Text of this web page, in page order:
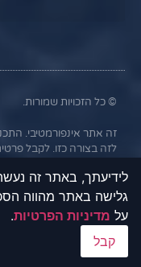
© כל הזכויות שמורות.
זה אתר אינפורמטיבי.
לזה בצורה כזו. לקבל
באתר שלנו תוכלו למצוא
ליסינג וטרייד אין
המידע באתר נועד לאפשר
קשר עסקי עם הבנקים או
גלישה באתר מהווה
על מדיניות הפרטיות.
קבל